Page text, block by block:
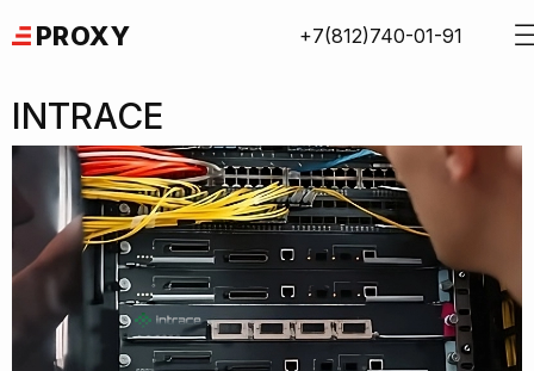
to
PROXY +7(812)740-01-91
INTRACE